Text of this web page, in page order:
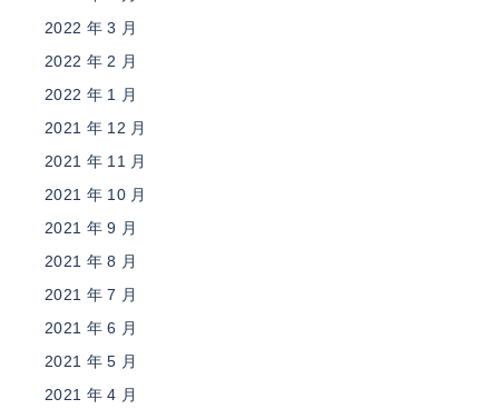
2022 年 3 月
2022 年 2 月
2022 年 1 月
2021 年 12 月
2021 年 11 月
2021 年 10 月
2021 年 9 月
2021 年 8 月
2021 年 7 月
2021 年 6 月
2021 年 5 月
2021 年 4 月